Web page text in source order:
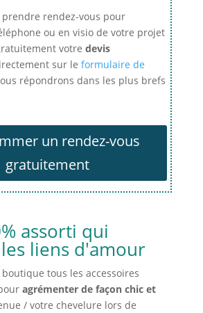
prendre rendez-vous pour
ou en visio de votre projet
votre devis
sur le formulaire de
répondrons dans les plus brefs
un rendez-vous
gratuitement
assorti qui
liens d'amour
tous les accessoires
agrémenter de façon chic et
/ votre chevelure lors de